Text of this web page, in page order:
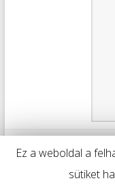
9082 Nyúl, Kossuth
Ez a weboldal a
sütiket